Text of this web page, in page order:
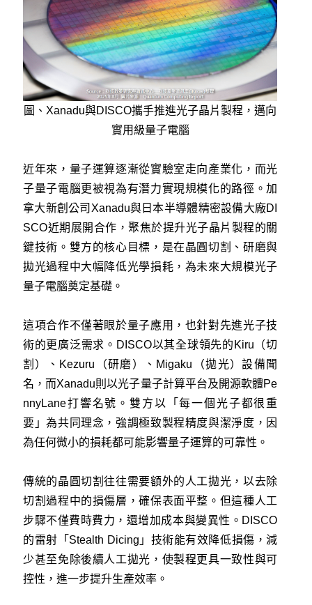
圖、Xanadu與DISCO攜手推進光子晶片製程，邁向
實用級量子電腦
近年來，量子運算逐漸從實驗室走向產業化，而光
子量子電腦更被視為有潛力實現規模化的路徑。加
拿大新創公司Xanadu與日本半導體精密設備大廠DI
SCO近期展開合作，聚焦於提升光子晶片製程的關
鍵技術。雙方的核心目標，是在晶圓切割、研磨與
拋光過程中大幅降低光學損耗，為未來大規模光子
量子電腦奠定基礎。
這項合作不僅著眼於量子應用，也針對先進光子技
術的更廣泛需求。DISCO以其全球領先的Kiru（切
割）、Kezuru（研磨）、Migaku（拋光）設備聞
名，而Xanadu則以光子量子計算平台及開源軟體Pe
nnyLane打響名號。雙方以「每一個光子都很重
要」為共同理念，強調極致製程精度與潔淨度，因
為任何微小的損耗都可能影響量子運算的可靠性。
傳統的晶圓切割往往需要額外的人工拋光，以去除
切割過程中的損傷層，確保表面平整。但這種人工
步驟不僅費時費力，還增加成本與變異性。DISCO
的雷射「Stealth Dicing」技術能有效降低損傷，減
少甚至免除後續人工拋光，使製程更具一致性與可
控性，進一步提升生產效率。